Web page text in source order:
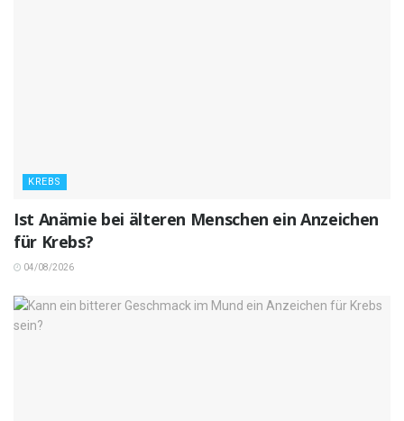
KREBS
Ist Anämie bei älteren Menschen ein Anzeichen
für Krebs?
04/08/2026